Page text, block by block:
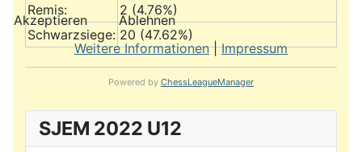
SJEM 2022 U12
Remis:
2 (4.76%)
Schwarzsiege: 20 (47.62%)
Powered by ChessLeagueManager
Akzeptieren
Ablehnen
Weitere Informationen|Impressum